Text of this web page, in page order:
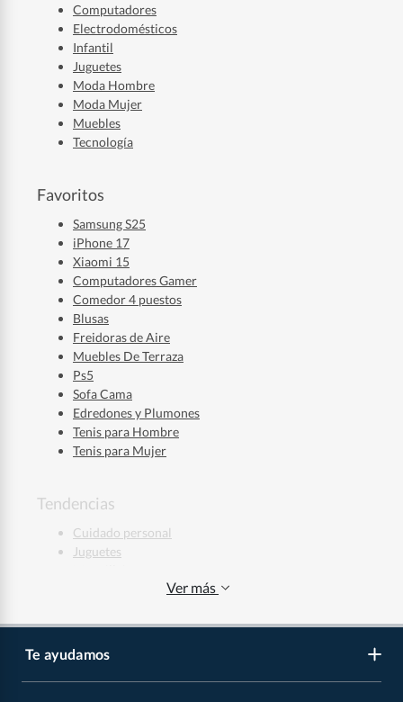
Computadores
Electrodomésticos
Infantil
Juguetes
Moda Hombre
Moda Mujer
Muebles
Tecnología
Favoritos
Samsung S25
iPhone 17
Xiaomi 15
Computadores Gamer
Comedor 4 puestos
Blusas
Freidoras de Aire
Muebles De Terraza
Ps5
Sofa Cama
Edredones y Plumones
Tenis para Hombre
Tenis para Mujer
Tendencias
Cuidado personal
Juguetes
Jeans Mujer
Regalos de Navidad
Regalos de Navidad para Niños
Regalos de Navidad para Mujeres
Ver más
Te ayudamos